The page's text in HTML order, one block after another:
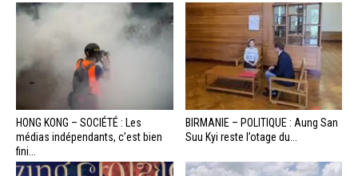
HONG KONG – SOCIÉTÉ : Les
médias indépendants, c’est bien
fini...
BIRMANIE – POLITIQUE : Aung San
Suu Kyi reste l’otage du...